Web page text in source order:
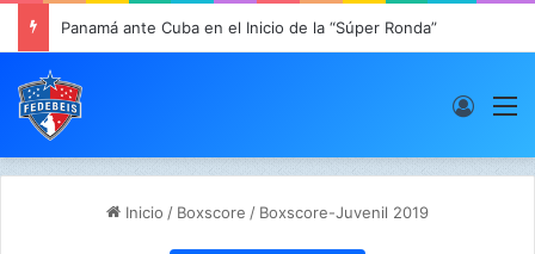
Panamá ante Cuba en el Inicio de la “Súper Ronda”
Inicio / Boxscore / Boxscore-Juvenil 2019